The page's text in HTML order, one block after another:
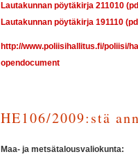
Lautakunnan pöytäkirja 211010
Lautakunnan pöytäkirja 191110
http://www.poliisihallitus.fi/poliisi/
opendocument
HE106/2009:stä
Maa- ja metsätalousvaliokunta: